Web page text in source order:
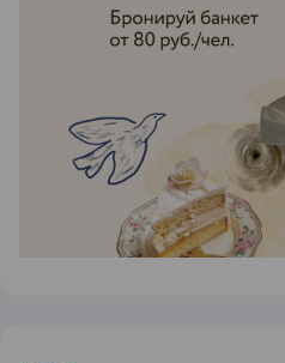
ЭФФЕКТИВНАЯ